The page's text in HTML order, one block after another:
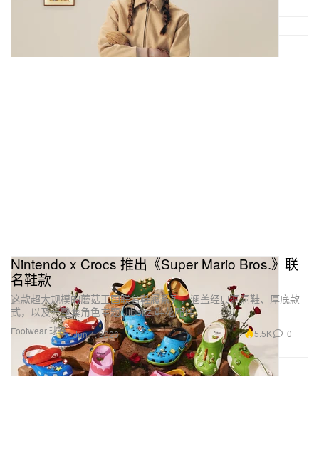
Footwear 球鞋
Nintendo x Crocs 推出《Super Mario Bros.》联
名鞋款
这款超大规模的蘑菇王国联名鞋履系列，涵盖经典洞洞鞋、厚底款
式，以及一整套角色主题 Jibbitz 鞋花配件。
Jun 4, 2026 5.5K 0